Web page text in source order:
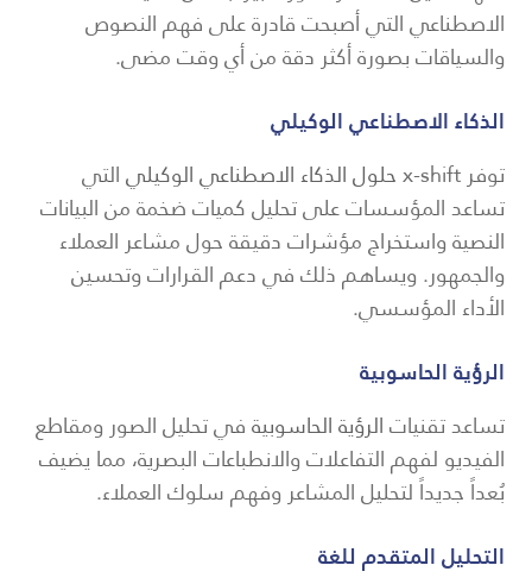
الاصطناعي التي أصبحت قادرة على فهم النصوص
والسياقات بصورة أكثر دقة من أي وقت مضى.
الذكاء الاصطناعي الوكيلي
توفر x-shift
حلول الذكاء الاصطناعي الوكيليالتي
تساعد المؤسسات على تحليل كميات ضخمة من البيانات
النصية واستخراج مؤشرات دقيقة حول مشاعر العملاء
والجمهور. ويساهم ذلك في دعم القرارات وتحسين
الأداء المؤسسي.
الرؤية الحاسوبية
تساعد تقنياتالرؤية الحاسوبيةفي تحليل الصور ومقاطع
الفيديو لفهم التفاعلات والانطباعات البصرية، مما يضيف
بُعداً جديداً لتحليل المشاعر وفهم سلوك العملاء.
التحليل المتقدم للغة